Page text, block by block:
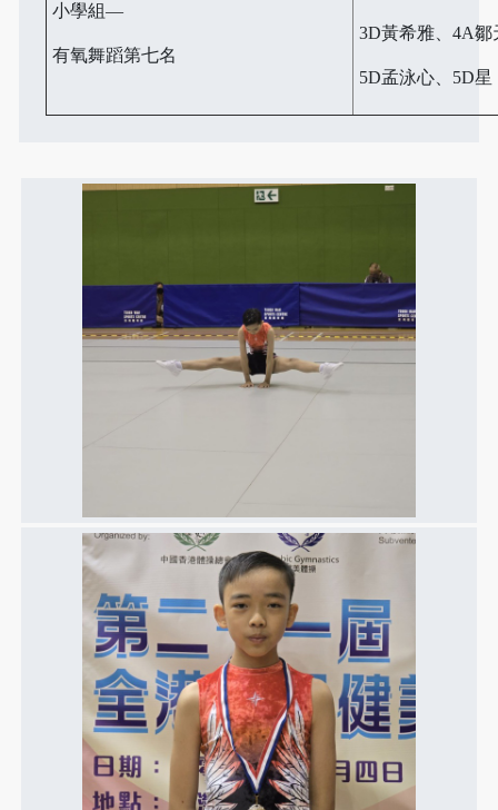
小學組—
有氧舞蹈第七名
3D黃希雅、4A
5D孟泳心、5D